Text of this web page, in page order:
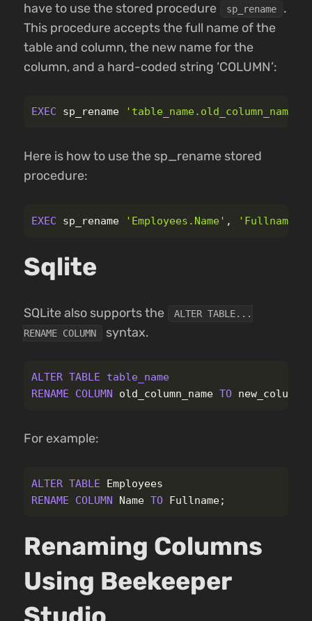
have to use the stored procedure
sp_rename
.
This procedure accepts the full name of the
table and column, the new name for the
column, and a hard-coded string ‘COLUMN’:
EXEC sp_rename 'table_name.old_column_name'
Here is how to use the sp_rename stored
procedure:
EXEC sp_rename 'Employees.Name' , 'Fullname'
Sqlite
SQLite also supports the
ALTER TABLE...
RENAME COLUMN
syntax.
ALTER TABLE
table_name
RENAME
COLUMN old_column_name TO
For example:
ALTER TABLE
Employees
RENAME
COLUMN Name TO Fullname;
Renaming Columns
Using Beekeeper